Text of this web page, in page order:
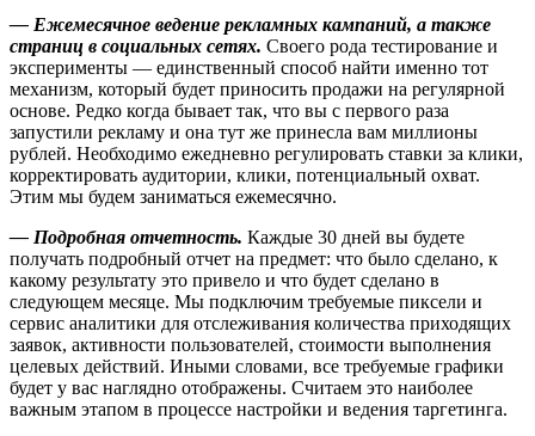
— Ежемесячное ведение рекламных кампаний, а также
страниц в социальных сетях. Своего рода тестирование и
эксперименты — единственный способ найти именно тот
механизм, который будет приносить продажи на регулярной
основе. Редко когда бывает так, что вы с первого раза
запустили рекламу и она тут же принесла вам миллионы
рублей. Необходимо ежедневно регулировать ставки за клики,
корректировать аудитории, клики, потенциальный охват.
Этим мы будем заниматься ежемесячно.
— Подробная отчетность. Каждые 30 дней вы будете
получать подробный отчет на предмет: что было сделано, к
какому результату это привело и что будет сделано в
следующем месяце. Мы подключим требуемые пиксели и
сервис аналитики для отслеживания количества приходящих
заявок, активности пользователей, стоимости выполнения
целевых действий. Иными словами, все требуемые графики
будет у вас наглядно отображены. Считаем это наиболее
важным этапом в процессе настройки и ведения таргетинга.